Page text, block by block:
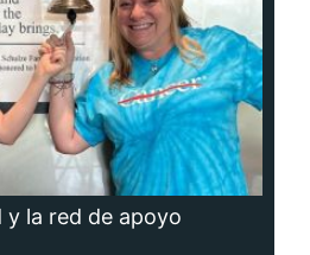
la red de apoyo